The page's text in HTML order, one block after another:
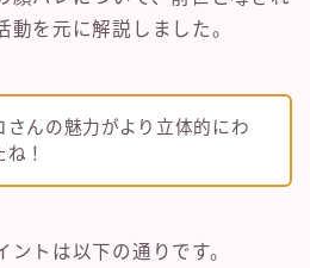
動を元に解説しました。
さんの魅力がより立体的にわ
！
トは以下の通りです。